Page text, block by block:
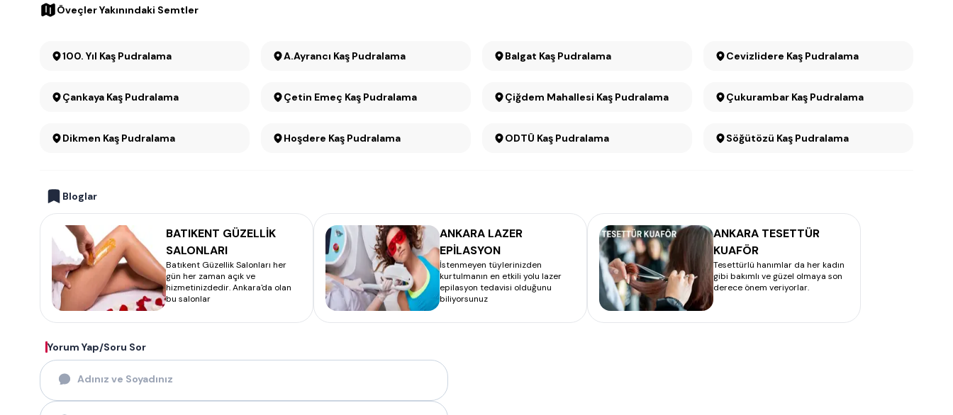
Öveçler Yakınındaki Semtler
100. Yıl Kaş Pudralama A.Ayrancı Kaş Pudralama Balgat Kaş Pudralama Cevizlidere Kaş Pudralama
Çankaya Kaş Pudralama Çetin Emeç Kaş Pudralama Çiğdem Mahallesi Kaş Pudralama Çukurambar Kaş Pudralama
Dikmen Kaş Pudralama Hoşdere Kaş Pudralama ODTÜ Kaş Pudralama Söğütözü Kaş Pudralama
Bloglar
BATIKENT GÜZELLİK
SALONLARI
Batıkent Güzellik Salonları her
gün her zaman açık ve
hizmetinizdedir. Ankara'da olan
bu salonlar
ANKARA LAZER
EPİLASYON
İstenmeyen tüylerinizden
kurtulmanın en etkili yolu lazer
epilasyon tedavisi olduğunu
biliyorsunuz
ANKARA TESETTÜR
KUAFÖR
Tesettürlü hanımlar da her kadın
gibi bakımlı ve güzel olmaya son
derece önem veriyorlar.
Yorum Yap/Soru Sor